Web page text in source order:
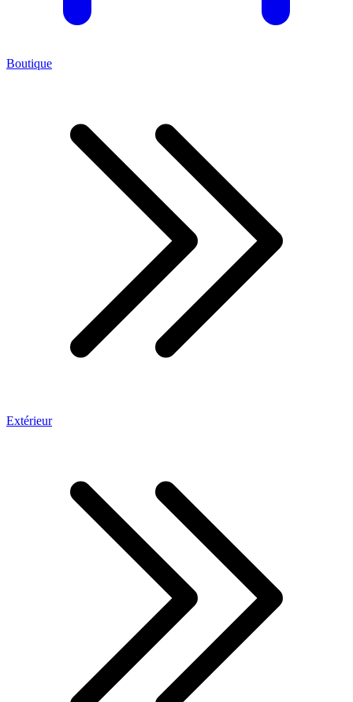
Boutique
Extérieur